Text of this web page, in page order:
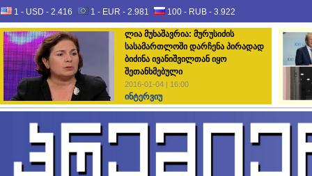
1 - USD - 2.416 1 - EUR - 2.981 100 - RUB - 3.922
ლია მუხაშავრია: მურუსიძის
სასამართლოში დარჩენა პირადად
ბიძინა ივანიშვილთან იყო
შეთანხმებული
2016-01-04 | 16:00
ინტერვიუ